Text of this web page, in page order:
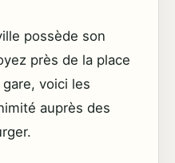
possède son
près de la place
voici les
auprès des